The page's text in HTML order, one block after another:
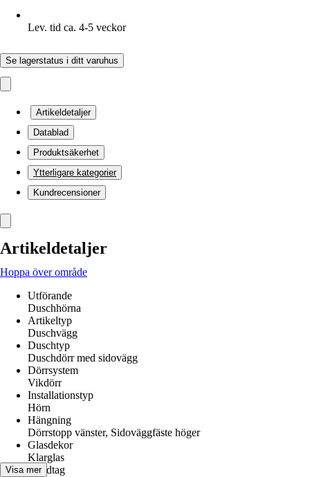
Lev. tid ca. 4-5 veckor
Se lagerstatus i ditt varuhus
Artikeldetaljer
Datablad
Produktsäkerhet
Ytterligare kategorier
Kundrecensioner
Artikeldetaljer
Hoppa över område
Utförande
Duschhörna
Artikeltyp
Duschvägg
Duschtyp
Duschdörr med sidovägg
Dörrsystem
Vikdörr
Installationstyp
Hörn
Hängning
Dörrstopp vänster, Sidoväggfäste höger
Glasdekor
Klarglas
Handtag
Visa mer